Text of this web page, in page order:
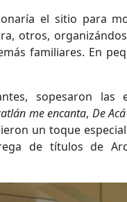
el sitio para
otros,
familiares. En
sopesaron las
me encanta, De
un toque
de títulos de